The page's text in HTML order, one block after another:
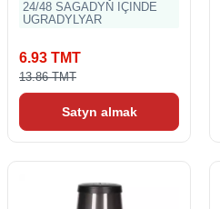
24/48 SAGADYŇ IÇINDE
UGRADYLYAR
6.93 TMT
13.86 TMT
Satyn almak